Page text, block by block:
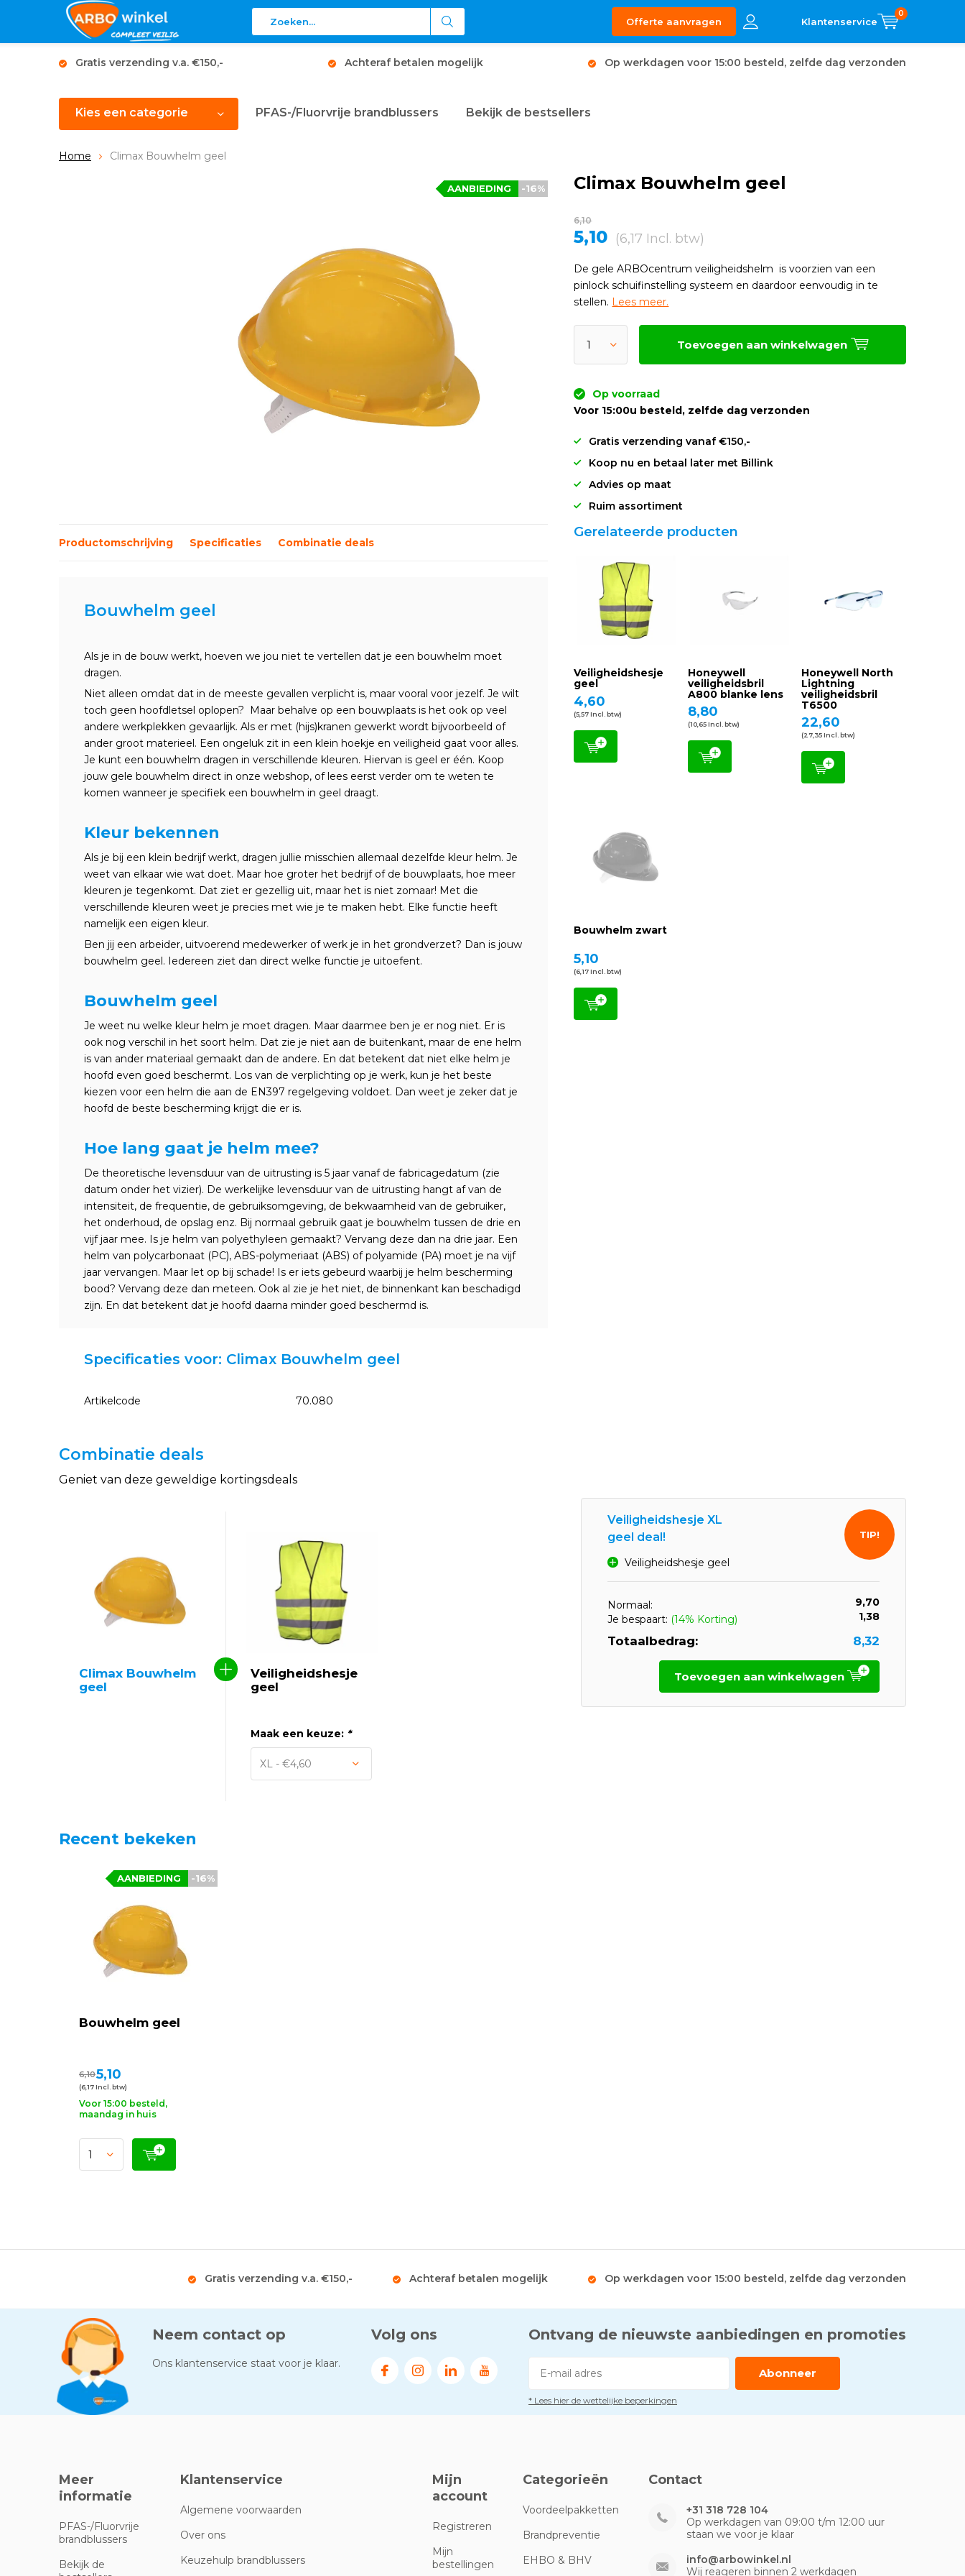
Offerte aanvragen
0
Gratis verzending v.a. €150,- Achteraf betalen mogelijk Op werkdagen voor 15:00 besteld, zelfde dag verzonden
Kies een categorie PFAS-/Fluorvrije brandblussers Bekijk de bestsellers
Home Climax Bouwhelm geel
-16%
AANBIEDING Climax Bouwhelm geel
6,10
5,10 (6,17 Incl. btw)
De gele ARBOcentrum veiligheidshelm is voorzien van een
pinlock schuifinstelling systeem en daardoor eenvoudig in te
stellen. Lees meer.
Toevoegen aan winkelwagen
Op voorraad
Voor 15:00u besteld, zelfde dag verzonden
Gratis verzending vanaf €150,-
Koop nu en betaal later met Billink
Advies op maat
Ruim assortiment
Productomschrijving Specificaties Combinatie deals
Bouwhelm geel
Als je in de bouw werkt, hoeven we jou niet te vertellen dat je een bouwhelm moet
dragen.
Niet alleen omdat dat in de meeste gevallen verplicht is, maar vooral voor jezelf. Je wilt
toch geen hoofdletsel oplopen? Maar behalve op een bouwplaats is het ook op veel
andere werkplekken gevaarlijk. Als er met (hijs)kranen gewerkt wordt bijvoorbeeld of
ander groot materieel. Een ongeluk zit in een klein hoekje en veiligheid gaat voor alles.
Je kunt een bouwhelm dragen in verschillende kleuren. Hiervan is geel er één. Koop
jouw gele bouwhelm direct in onze webshop, of lees eerst verder om te weten te
komen wanneer je specifiek een bouwhelm in geel draagt.
Kleur bekennen
Als je bij een klein bedrijf werkt, dragen jullie misschien allemaal dezelfde kleur helm. Je
weet van elkaar wie wat doet. Maar hoe groter het bedrijf of de bouwplaats, hoe meer
kleuren je tegenkomt. Dat ziet er gezellig uit, maar het is niet zomaar! Met die
verschillende kleuren weet je precies met wie je te maken hebt. Elke functie heeft
namelijk een eigen kleur.
Ben jij een arbeider, uitvoerend medewerker of werk je in het grondverzet? Dan is jouw
bouwhelm geel. Iedereen ziet dan direct welke functie je uitoefent.
Bouwhelm geel
Je weet nu welke kleur helm je moet dragen. Maar daarmee ben je er nog niet. Er is
ook nog verschil in het soort helm. Dat zie je niet aan de buitenkant, maar de ene helm
is van ander materiaal gemaakt dan de andere. En dat betekent dat niet elke helm je
hoofd even goed beschermt. Los van de verplichting op je werk, kun je het beste
kiezen voor een helm die aan de EN397 regelgeving voldoet. Dan weet je zeker dat je
hoofd de beste bescherming krijgt die er is.
Hoe lang gaat je helm mee?
De theoretische levensduur van de uitrusting is 5 jaar vanaf de fabricagedatum (zie
datum onder het vizier). De werkelijke levensduur van de uitrusting hangt af van de
intensiteit, de frequentie, de gebruiksomgeving, de bekwaamheid van de gebruiker,
het onderhoud, de opslag enz. Bij normaal gebruik gaat je bouwhelm tussen de drie en
vijf jaar mee. Is je helm van polyethyleen gemaakt? Vervang deze dan na drie jaar. Een
helm van polycarbonaat (PC), ABS-polymeriaat (ABS) of polyamide (PA) moet je na vijf
jaar vervangen. Maar let op bij schade! Is er iets gebeurd waarbij je helm bescherming
bood? Vervang deze dan meteen. Ook al zie je het niet, de binnenkant kan beschadigd
zijn. En dat betekent dat je hoofd daarna minder goed beschermd is.
Specificaties voor: Climax Bouwhelm geel
Artikelcode 70.080
Gerelateerde producten
Veiligheidshesje
geel
4,60
(5,57 Incl. btw)
Honeywell
veiligheidsbril
A800 blanke lens
8,80
(10,65 Incl. btw)
Honeywell North
Lightning
veiligheidsbril
T6500
22,60
(27,35 Incl. btw)
Bouwhelm zwart
5,10
(6,17 Incl. btw)
Combinatie deals
Geniet van deze geweldige kortingsdeals
Climax Bouwhelm
geel
Veiligheidshesje
geel
Maak een keuze: *
Veiligheidshesje XL
geel deal!
Veiligheidshesje geel
Normaal:
9,70
Je bespaart: (14% Korting) 1,38
Totaalbedrag: 8,32
TIP!
Toevoegen aan winkelwagen
Recent bekeken
Bouwhelm geel
-16%
AANBIEDING
6,105,10
(6,17 Incl. btw)
Voor 15:00 besteld,
maandag in huis
Gratis verzending v.a. €150,- Achteraf betalen mogelijk Op werkdagen voor 15:00 besteld, zelfde dag verzonden
Neem contact op
Ons klantenservice staat voor je klaar.
Volg ons Ontvang de nieuwste aanbiedingen en promoties
Abonneer
* Lees hier de wettelijke beperkingen
Meer
informatie
PFAS-/Fluorvrije
brandblussers
Bekijk de
Klantenservice
Algemene voorwaarden
Over ons
Keuzehulp brandblussers
Mijn
account
Registreren
Mijn
bestellingen
Categorieën
Voordeelpakketten
Brandpreventie
EHBO & BHV
Contact
+31 318 728 104
Op werkdagen van 09:00 t/m 12:00 uur
staan we voor je klaar
info@arbowinkel.nl
Wij reageren binnen 2 werkdagen